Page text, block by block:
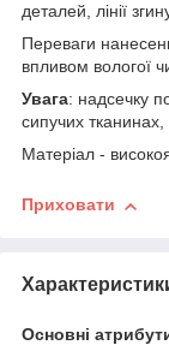
деталей, лінії
Переваги
впливом вологої
Увага: надсечку
сипучих
Матеріал -
Приховати
Основні